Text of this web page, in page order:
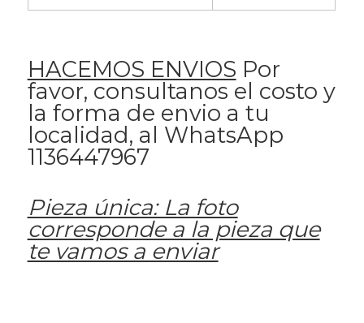
HACEMOS ENVIOS Por
favor, consultanos el costo y
la forma de envio a tu
localidad, al WhatsApp
1136447967
Pieza única: La foto
corresponde a la pieza que
te vamos a enviar